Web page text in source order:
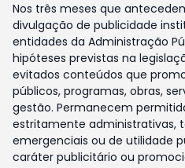
Nos três meses que
divulgação de publicidade
entidades da Administração
hipóteses previstas na
evitados conteúdos que
públicos, programas, obras,
gestão. Permanecem
estritamente administrativas,
emergenciais ou de utilidade
caráter publicitário ou